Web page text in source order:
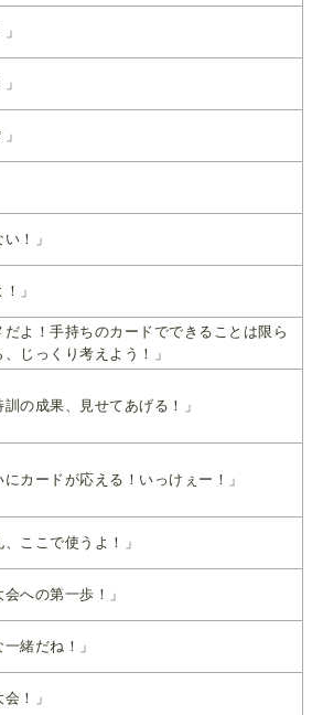
！」
」
だよ！手持ちのカードでできることは限ら
じっくり考えよう！」
訓の成果、見せてあげる！」
にカードが応える！いっけぇー！」
、ここで使うよ！」
会への第一歩！」
緒だね！」
！」